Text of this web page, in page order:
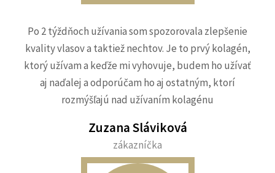
Po 2 týždňoch užívania som spozorovala zlepšenie
kvality vlasov a taktiež nechtov. Je to prvý kolagén,
ktorý užívam a keďže mi vyhovuje, budem ho užívať
aj naďalej a odporúčam ho aj ostatným, ktorí
rozmýšľajú nad užívaním kolagénu
Zuzana Sláviková
zákazníčka